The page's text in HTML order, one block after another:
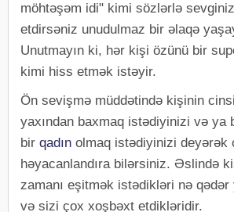
möhtəşəm idi" kimi sözlərlə
etdirsəniz unudulmaz bir əlaqə
Unutmayın ki, hər kişi özünü bir
kimi hiss etmək istəyir.
Ön sevişmə müddətində kişinin
yaxından baxmaq istədiyinizi və ya
bir qadın olmaq istədiyinizi deyərək
həyacanlandıra bilərsiniz. Əslində
zamanı eşitmək istədikləri nə qədər
və sizi çox xoşbəxt etdikləridir.